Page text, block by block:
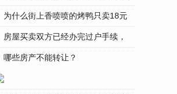
...
为什么街上香喷喷的烤鸭只卖18元
...
房屋买卖双方已经办完过户手续，
...
哪些房产不能转让？